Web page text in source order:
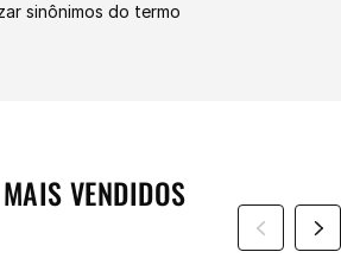
sinônimos do termo
VENDIDOS